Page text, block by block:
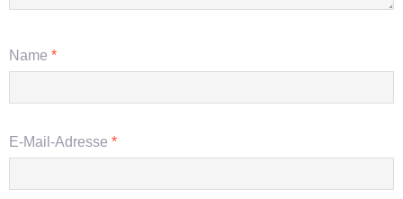
Name *
E-Mail-Adresse *